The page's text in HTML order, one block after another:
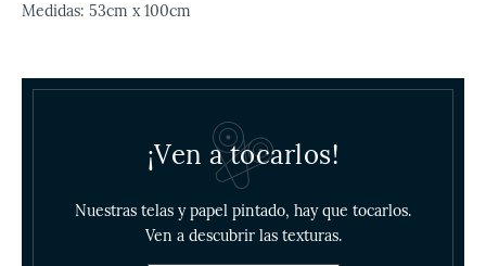
Medidas: 53cm x 100cm
¡Ven a tocarlos!
Nuestras telas y papel pintado, hay que tocarlos.
Ven a descubrir las texturas.